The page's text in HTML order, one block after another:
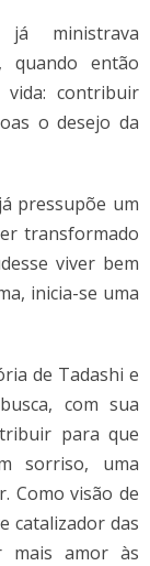
já ministrava
quando então
vida: contribuir
o desejo da
pressupõe um
transformado
viver bem
inicia-se uma
de Tadashi e
com sua
para que
sorriso, uma
Como visão de
catalizador das
mais amor às